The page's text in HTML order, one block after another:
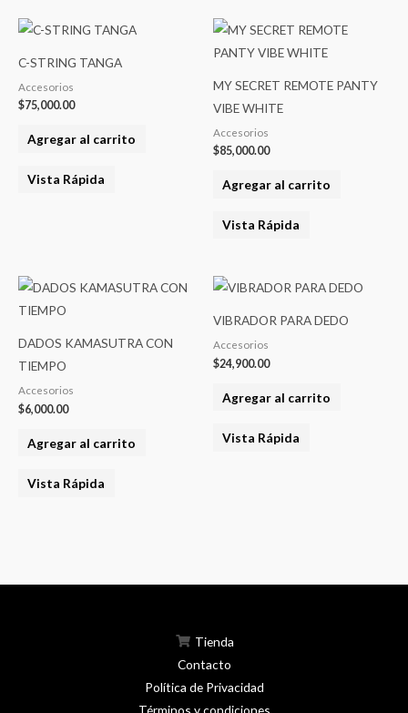
C-STRING TANGA
Accesorios
$75,000.00
Agregar al carrito
Vista Rápida
MY SECRET REMOTE PANTY
VIBE WHITE
Accesorios
$85,000.00
Agregar al carrito
Vista Rápida
DADOS KAMASUTRA CON
TIEMPO
Accesorios
$6,000.00
Agregar al carrito
Vista Rápida
VIBRADOR PARA DEDO
Accesorios
$24,900.00
Agregar al carrito
Vista Rápida
Tienda
Contacto
Política de Privacidad
Términos y condiciones